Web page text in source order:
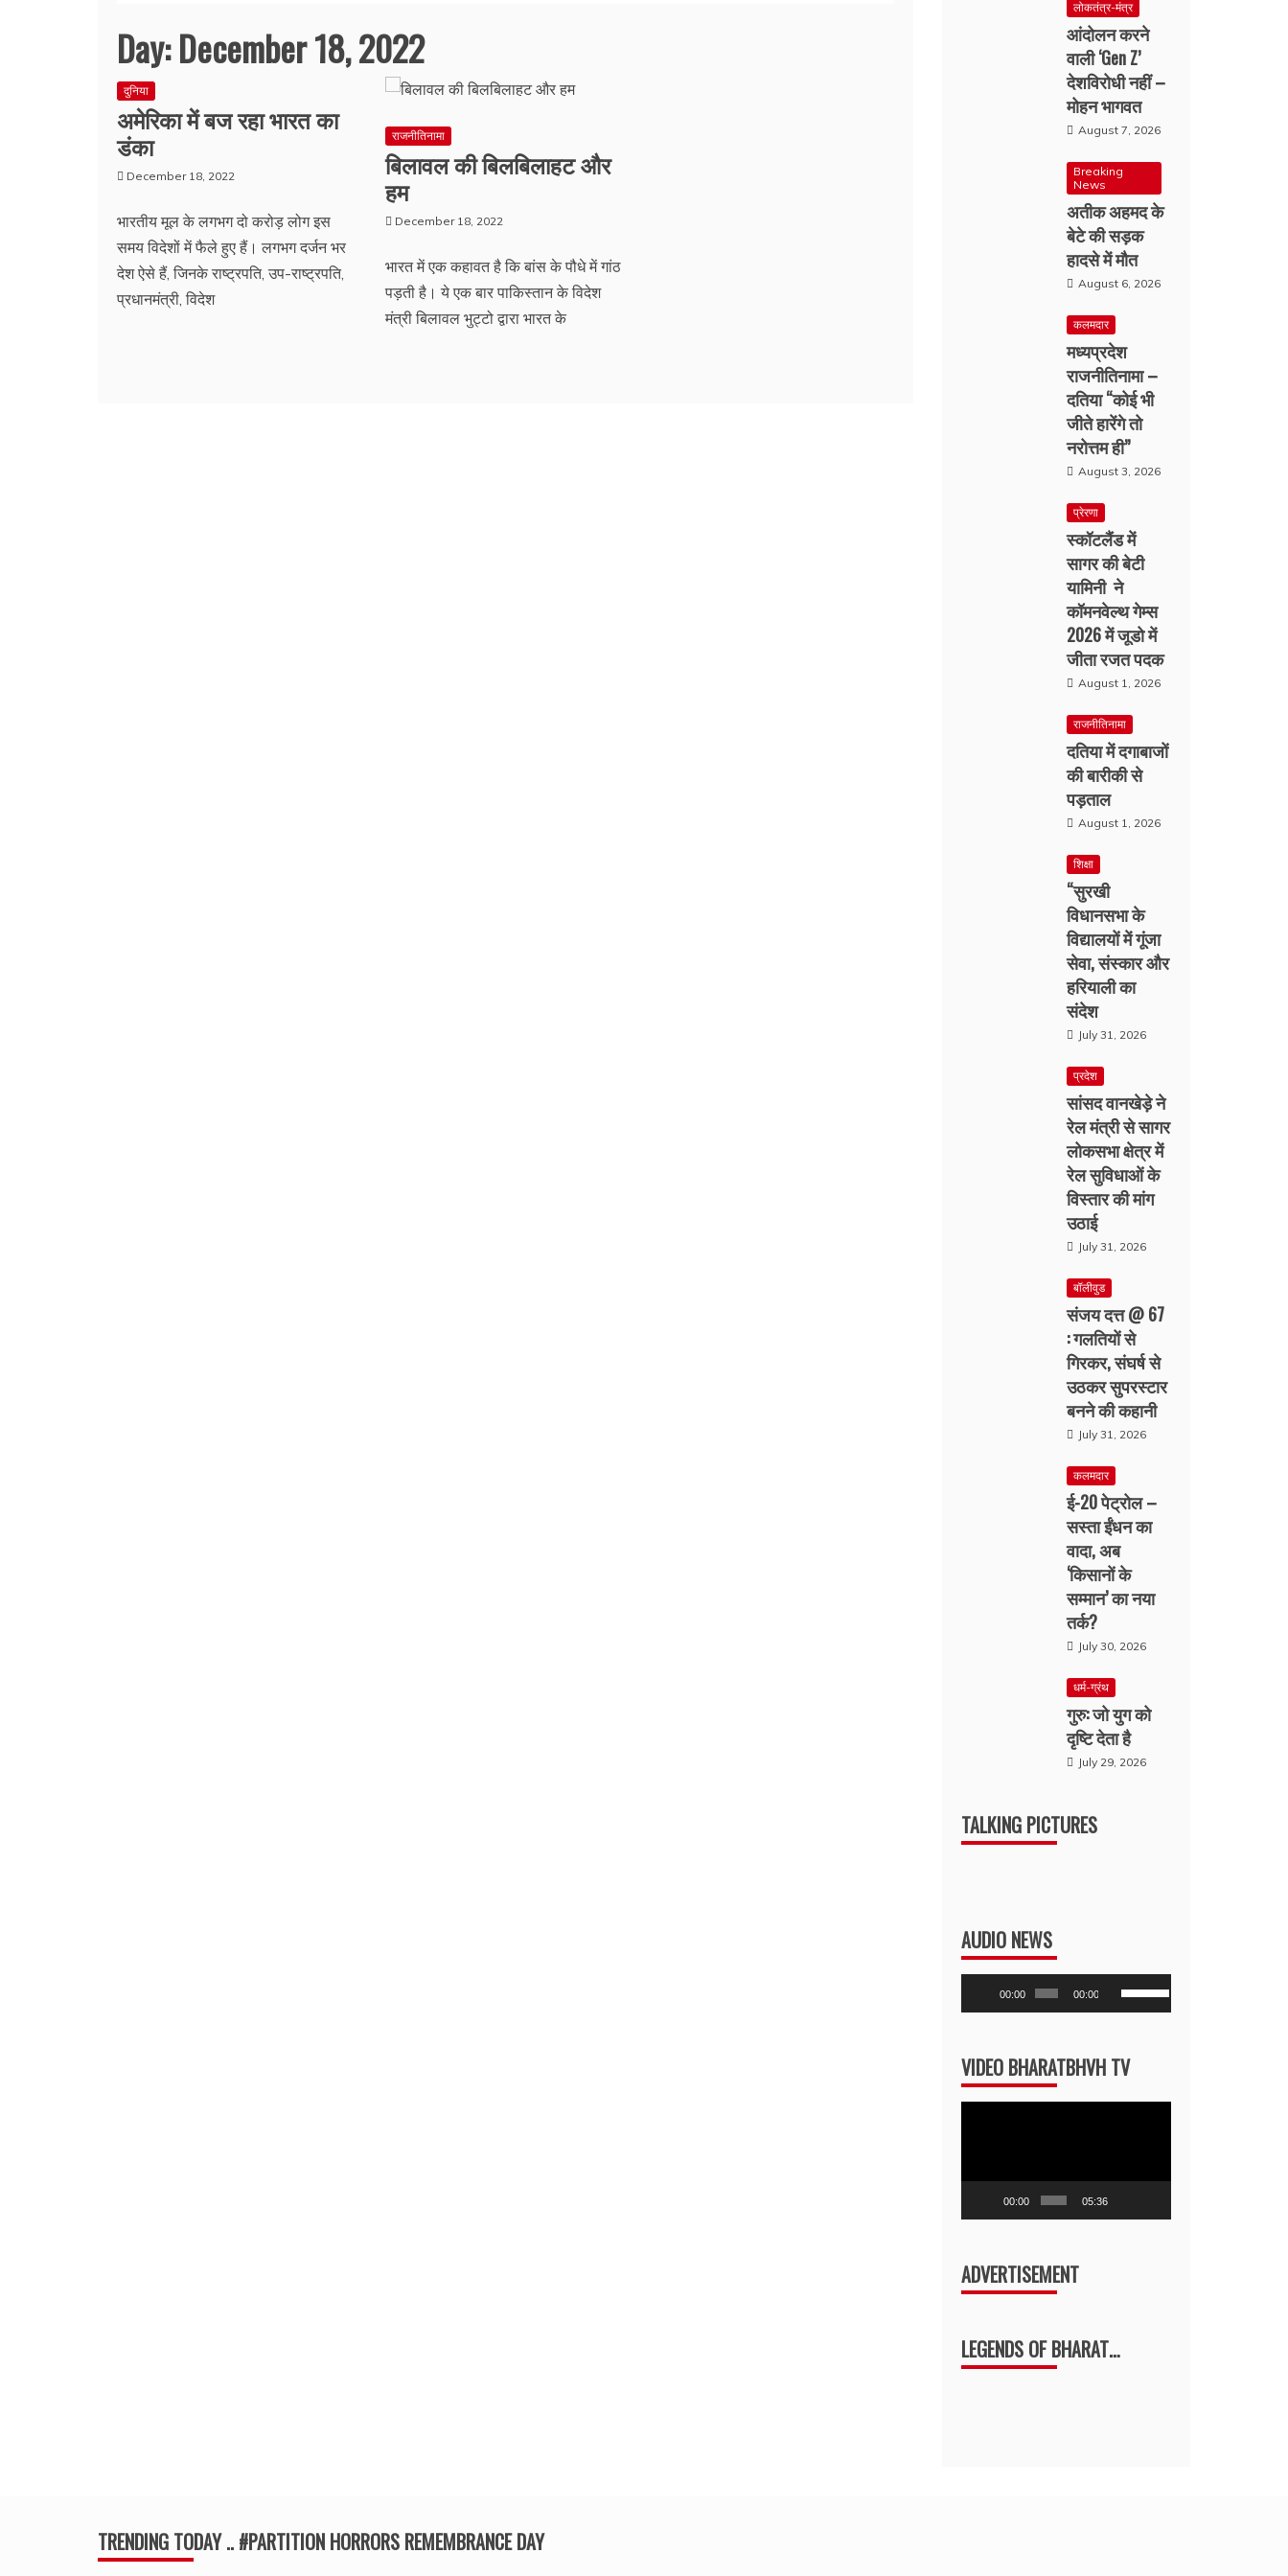
Day:December 18, 2022
दुनिया
अमेरिका में बज रहा भारत का
डंका
December 18, 2022
भारतीय मूल के लगभग दो करोड़ लोग इस
समय विदेशों में फैले हुए हैं। लगभग दर्जन भर
देश ऐसे हैं, जिनके राष्ट्रपति, उप-राष्ट्रपति,
प्रधानमंत्री, विदेश
राजनीतिनामा
बिलावल की बिलबिलाहट और
हम
December 18, 2022
भारत में एक कहावत है कि बांस के पौधे में गांठ
पड़ती है। ये एक बार पाकिस्तान के विदेश
मंत्री बिलावल भुट्टो द्वारा भारत के
लोकतंत्र-मंत्र
आंदोलन करने
वाली ‘Gen Z’
देशविरोधी नहीं –
मोहन भागवत
August 7, 2026
Breaking
News
अतीक अहमद के
बेटे की सड़क
हादसे में मौत
August 6, 2026
कलमदार
मध्यप्रदेश
राजनीतिनामा –
दतिया “कोई भी
जीते हारेंगे तो
नरोत्तम ही”
August 3, 2026
प्रेरणा
स्कॉटलैंड में
सागर की बेटी
यामिनी ने
कॉमनवेल्थ गेम्स
2026 में जूडो में
जीता रजत पदक
August 1, 2026
राजनीतिनामा
दतिया में दगाबाजों
की बारीकी से
पड़ताल
August 1, 2026
शिक्षा
“सुरखी
विधानसभा के
विद्यालयों में गूंजा
सेवा, संस्कार और
हरियाली का
संदेश
July 31, 2026
प्रदेश
सांसद वानखेड़े ने
रेल मंत्री से सागर
लोकसभा क्षेत्र में
रेल सुविधाओं के
विस्तार की मांग
उठाई
July 31, 2026
बॉलीवुड
संजय दत्त @ 67
: गलतियों से
गिरकर, संघर्ष से
उठकर सुपरस्टार
बनने की कहानी
July 31, 2026
कलमदार
ई-20 पेट्रोल –
सस्ता ईंधन का
वादा, अब
‘किसानों के
सम्मान’ का नया
तर्क?
July 30, 2026
धर्म-ग्रंथ
गुरु: जो युग को
दृष्टि देता है
July 29, 2026
TALKING PICTURES
AUDIO NEWS
Player
00:00 00:00
Use
Up/Down
keys
VIDEO BHARATBHVH TV
00:00 05:36
ADVERTISEMENT
LEGENDS OF BHARAT…
TRENDING TODAY .. #PARTITION HORRORS REMEMBRANCE DAY